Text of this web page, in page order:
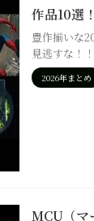
作品10選
豊作揃いな
見逃すな！！
2026年まとめ
MCU（マ